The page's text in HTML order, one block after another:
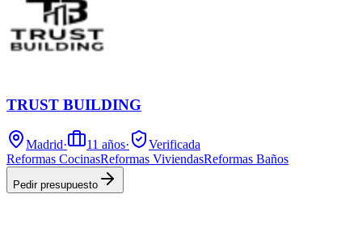
TRUST BUILDING
Madrid· 11 años·
Verificada
Reformas CocinasReformas ViviendasReformas Baños
Pedir presupuesto